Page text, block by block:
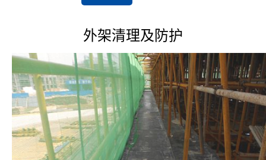
外架清理及防护